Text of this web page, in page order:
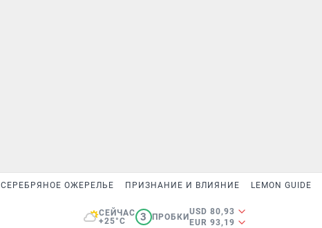
СЕРЕБРЯНОЕ ОЖЕРЕЛЬЕ ПРИЗНАНИЕ И ВЛИЯНИЕ LEMON GUIDE
СЕЙЧАС
+25°C
3 ПРОБКИ
USD 80,93
EUR 93,19